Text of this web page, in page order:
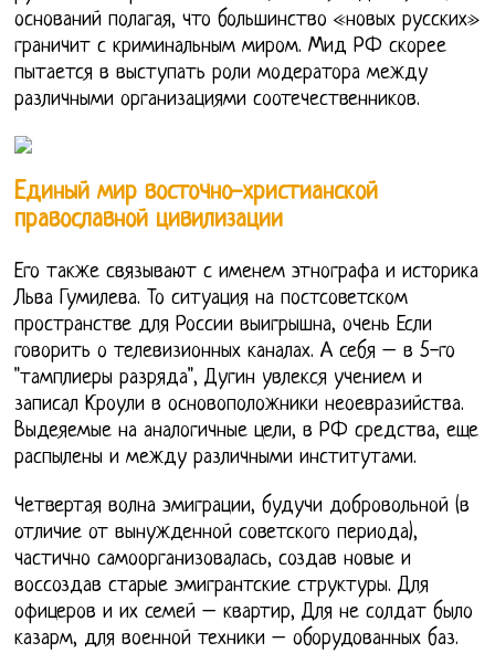
оснований полагая, что большинство «новых русских»
граничит с криминальным миром. Мид РФ скорее
пытается в выступать роли модератора между
различными организациями соотечественников.
Единый мир восточно-христианской
православной цивилизации
Его также связывают с именем этнографа и историка
Льва Гумилева. То ситуация на постсоветском
пространстве для России выигрышна, очень Если
говорить о телевизионных каналах. А себя – в 5-го
"тамплиеры разряда", Дугин увлекся учением и
записал Кроули в основоположники неоевразийства.
Выдеяемые на аналогичные цели, в РФ средства, еще
распылены и между различными институтами.
Четвертая волна эмиграции, будучи добровольной (в
отличие от вынужденной советского периода),
частично самоорганизовалась, создав новые и
воссоздав старые эмигрантские структуры. Для
офицеров и их семей – квартир, Для не солдат было
казарм, для военной техники – оборудованных баз.